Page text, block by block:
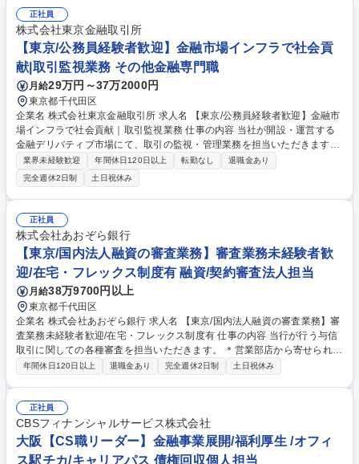
まへのアプローチに注力しており、資産形成のご提案に留まらず、専門部
署との連携による事業承継やM&A、不動産管理など多様なソリューション
の提供にも力を入れています。自由な商品組成や提案ができるため、お客
さまのニーズに寄り添った提案ができることも当社ならではのやりがいを
感じて頂けるポイントの1つです。 募集職種 【神奈川】個人向け金融商品
の提案営業 *第二新卒/未経験歓迎/転勤無*
正社員
株式会社東京金融取引所
【東京/公務員経験者歓迎】金融市場インフラで社会貢
献|取引監視業務 その他金融専門職
月給29万円～37万2000円
東京都千代田区
企業名 株式会社東京金融取引所 求人名 【東京/公務員経験者歓迎】金融市
場インフラで社会貢献｜取引監視業務 仕事の内容 当社が開設・運営する
金融デリバティブ市場にて、取引の監視・管理業務を担当いただきます。
入社後は市場のモニタリングから始まり、将来的には営業、商品企画、制
度設計など多様な職務への挑戦も可能です。 【業務詳細】 ・金融市場で
行われる取引の監視（不正取引の疑いがある場合の調査など） ・市場を支
えるシステムの稼働状況の確認（安定稼働の維持） ・公正な価格形成の支
援（取引に基づく損益計算の基準となる「清算価格」の決定など） ※金融
取引の監視業務が未経験の方でも安心して取り組めるよう、業務オペレー
ションはマニュアル化されています 募集職種 【東京/公務員経験者歓迎】
金融市場インフラで社会貢献｜取引監視業務
業界未経験歓迎 年間休日120日以上 転勤なし
退職金あり
完全週休2日制
土日祝休み
正社員
株式会社あおぞら銀行
【東京/国内法人融資の審査業務】審査業務未経験者歓
迎/在宅・フレックス制度有 融資/契約審査法人担当
月給38万9700円以上
東京都千代田区
企業名 株式会社あおぞら銀行 求人名 【東京/国内法人融資の審査業務】審
査業務未経験者歓迎/在宅・フレックス制度有 仕事の内容 当行が行う与信
取引に関しての各種審査を担当いただきます。 ＊営業部店から寄せられ
る、各種与信案件相談から積極的に関わっていただきます。 【業務詳細】
調査の実施、各種審査研修の講師 など （変更の範囲：当行の指定する業
務） 募集職種 【東京/国内法人融資の審査業務】審査業務未経験者歓迎/在
宅・フレックス制度有
年間休日120日以上 退職金あり 完全週休2日制 土日祝休み
正社員
CBSフィナンシャルサービス株式会社
大阪【CS職リーダー】金融事業展開/福利厚生 /オフィ
ス駅チカ/キャリアパス 債権回収個人担当